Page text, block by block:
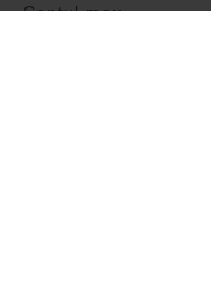
Contul meu